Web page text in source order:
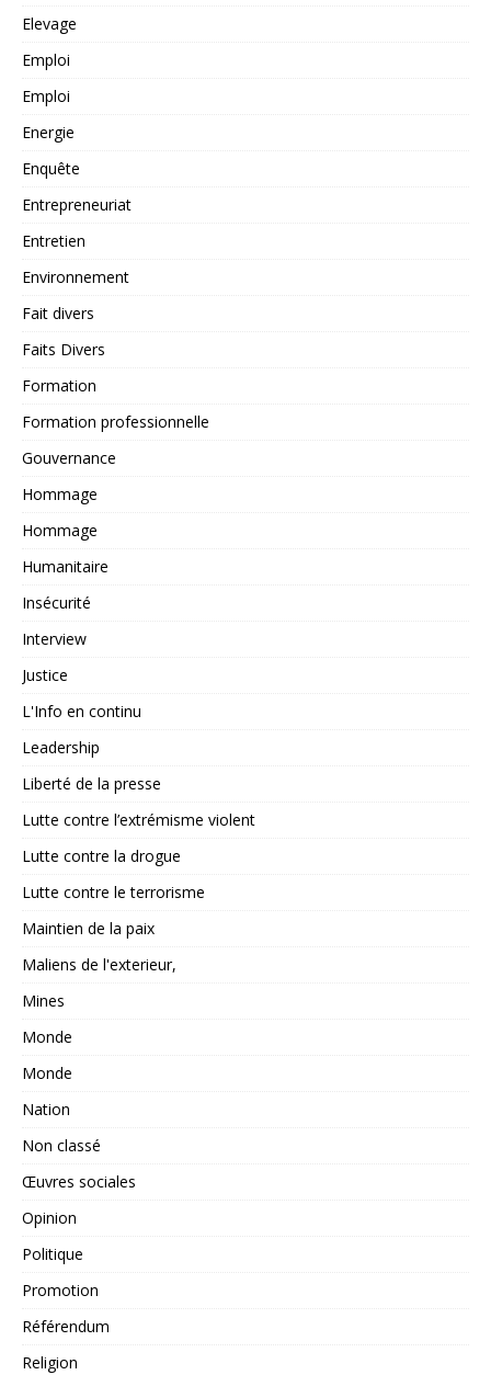
Elevage
Emploi
Emploi
Energie
Enquête
Entrepreneuriat
Entretien
Environnement
Fait divers
Faits Divers
Formation
Formation professionnelle
Gouvernance
Hommage
Hommage
Humanitaire
Insécurité
Interview
Justice
L'Info en continu
Leadership
Liberté de la presse
Lutte contre l’extrémisme violent
Lutte contre la drogue
Lutte contre le terrorisme
Maintien de la paix
Maliens de l'exterieur,
Mines
Monde
Monde
Nation
Non classé
Œuvres sociales
Opinion
Politique
Promotion
Référendum
Religion